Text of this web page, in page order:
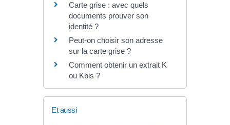
Carte grise : avec quels
documents prouver son
identité ?
Peut-on choisir son adresse
sur la carte grise ?
Comment obtenir un extrait K
ou Kbis ?
Et aussi